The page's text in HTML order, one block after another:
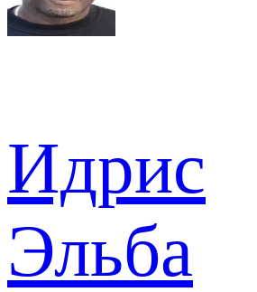
Идрис
Эльба